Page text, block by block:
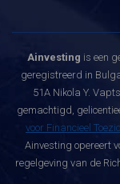
Ainvesting is een
geregistreerd in
51A Nikola Y.
gemachtigd,
voor Financieel
Ainvesting opereert
regelgeving van de